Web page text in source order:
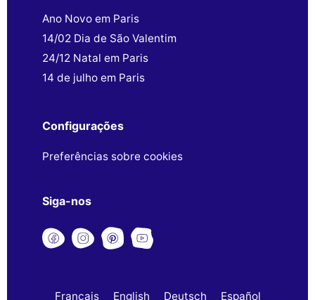
Ano Novo em Paris
14/02 Dia de São Valentim
24/12 Natal em Paris
14 de julho em Paris
Configurações
Preferências sobre cookies
Siga-nos
Français English Deutsch Español